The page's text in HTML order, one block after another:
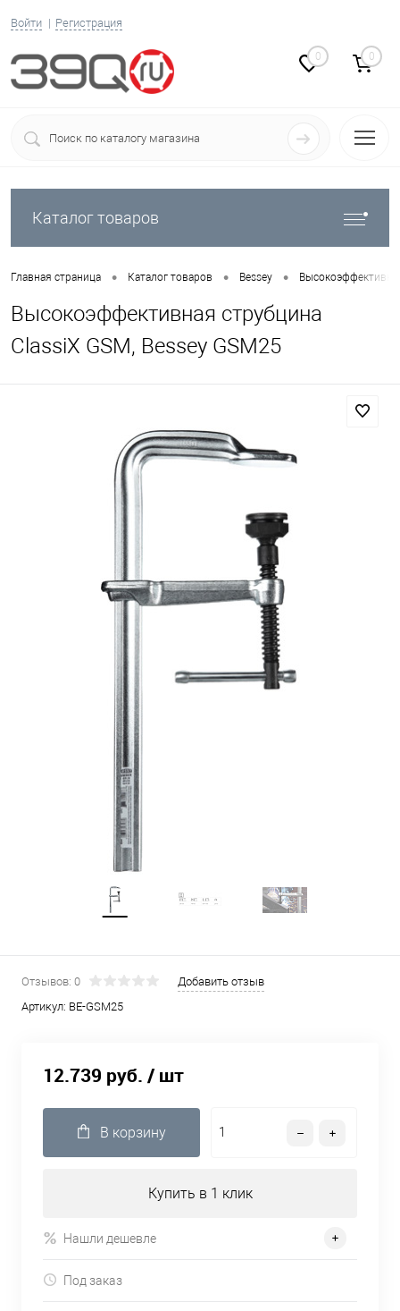
Войти Регистрация
0 0
Каталог товаров
Главная страница • Каталог товаров • Bessey •
Высокоэффективная струбцина
ClassiX GSM, Bessey GSM25
Отзывов: 0
Добавить отзыв
Артикул: BE-GSM25
12.739 руб. / шт
В корзину
Купить в 1 клик
Нашли дешевле
Под заказ